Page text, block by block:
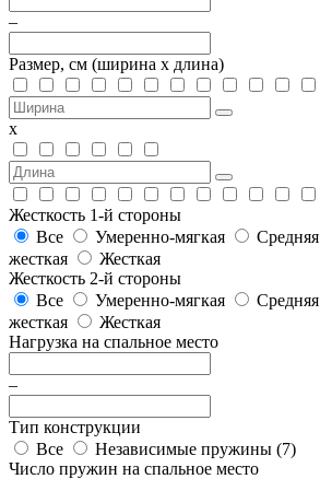
–
Размер, см (ширина х длина)
х
Жесткость 1-й стороны
Все
Умеренно-мягкая Средняя
жесткая
Жесткая
Жесткость 2-й стороны
Все
Умеренно-мягкая Средняя
жесткая
Жесткая
Нагрузка на спальное место
–
Тип конструкции
Все
Независимые пружины (7)
Число пружин на спальное место